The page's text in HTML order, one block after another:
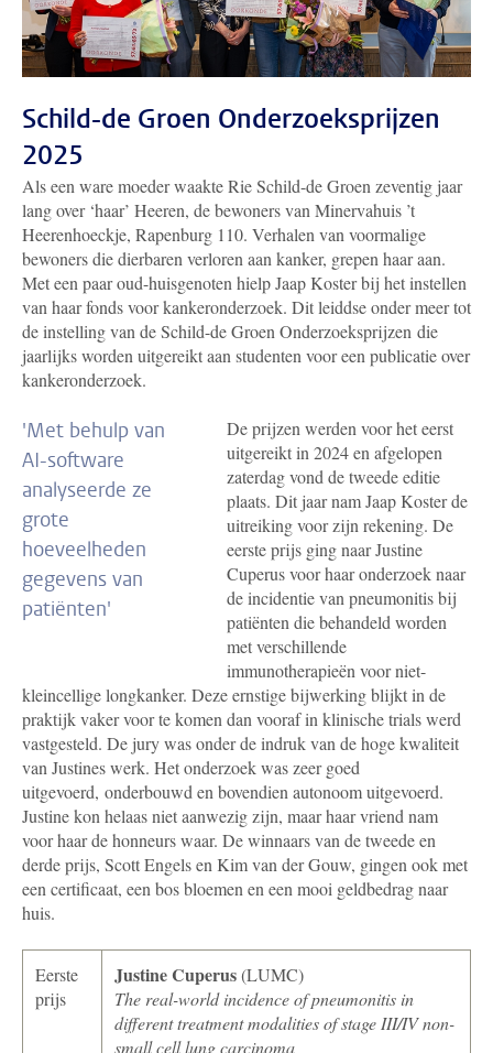
Schild-de Groen Onderzoeksprijzen
2025
Als een ware moeder waakte Rie Schild-de Groen zeventig jaar
lang over ‘haar’ Heeren, de bewoners van Minervahuis ’t
Heerenhoeckje, Rapenburg 110. Verhalen van voormalige
bewoners die dierbaren verloren aan kanker, grepen haar aan.
Met een paar oud-huisgenoten hielp Jaap Koster bij het instellen
van haar fonds voor kankeronderzoek. Dit leiddse onder meer tot
de instelling van de Schild-de Groen Onderzoeksprijzen die
jaarlijks worden uitgereikt aan studenten voor een publicatie over
kankeronderzoek.
'Met behulp van
AI-software
analyseerde ze
grote
hoeveelheden
gegevens van
patiënten'
De prijzen werden voor het eerst
uitgereikt in 2024 en afgelopen
zaterdag vond de tweede editie
plaats. Dit jaar nam Jaap Koster de
uitreiking voor zijn rekening. De
eerste prijs ging naar Justine
Cuperus voor haar onderzoek naar
de incidentie van pneumonitis bij
patiënten die behandeld worden
met verschillende
immunotherapieën voor niet-
kleincellige longkanker. Deze ernstige bijwerking blijkt in de
praktijk vaker voor te komen dan vooraf in klinische trials werd
vastgesteld. De jury was onder de indruk van de hoge kwaliteit
van Justines werk. Het onderzoek was zeer goed
uitgevoerd, onderbouwd en bovendien autonoom uitgevoerd.
Justine kon helaas niet aanwezig zijn, maar haar vriend nam
voor haar de honneurs waar. De winnaars van de tweede en
derde prijs, Scott Engels en Kim van der Gouw, gingen ook met
een certificaat, een bos bloemen en een mooi geldbedrag naar
huis.
Eerste
prijs
Justine Cuperus(LUMC)
The real-world incidence of pneumonitis in
different treatment modalities of stage III/IV non-
small cell lung carcinoma